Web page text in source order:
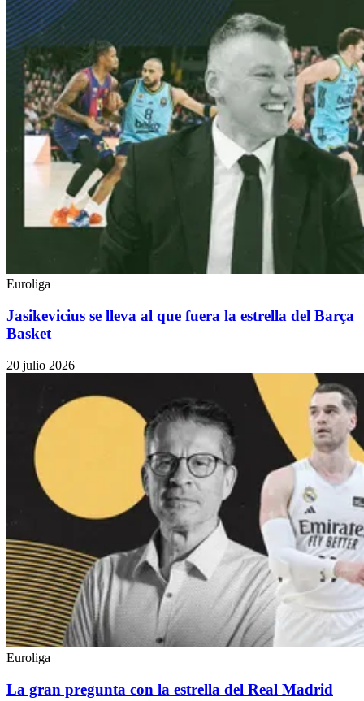
Euroliga
Jasikevicius se lleva al que fuera la estrella del Barça
Basket
20 julio 2026
Euroliga
La gran pregunta con la estrella del Real Madrid